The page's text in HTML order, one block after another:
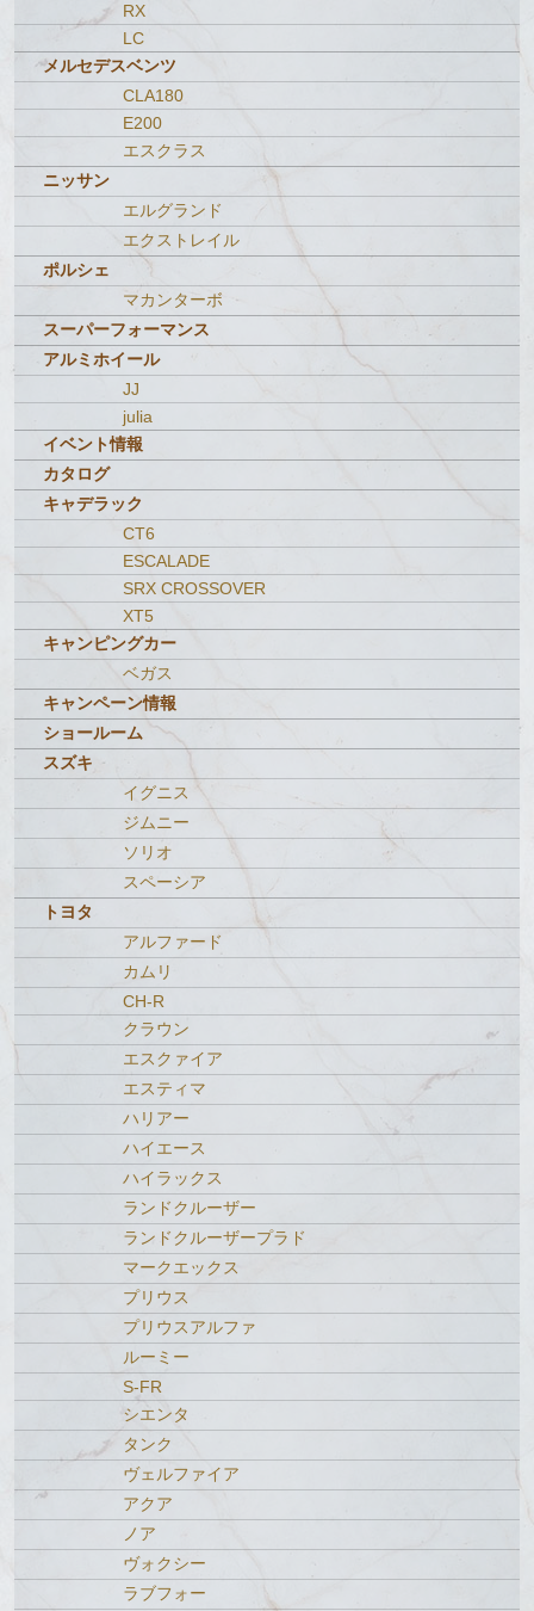
RX
LC
メルセデスベンツ
CLA180
E200
エスクラス
ニッサン
エルグランド
エクストレイル
ポルシェ
マカンターボ
スーパーフォーマンス
アルミホイール
JJ
julia
イベント情報
カタログ
キャデラック
CT6
ESCALADE
SRX CROSSOVER
XT5
キャンピングカー
ベガス
キャンペーン情報
ショールーム
スズキ
イグニス
ジムニー
ソリオ
スペーシア
トヨタ
アルファード
カムリ
CH-R
クラウン
エスクァイア
エスティマ
ハリアー
ハイエース
ハイラックス
ランドクルーザー
ランドクルーザープラド
マークエックス
プリウス
プリウスアルファ
ルーミー
S-FR
シエンタ
タンク
ヴェルファイア
アクア
ノア
ヴォクシー
ラブフォー